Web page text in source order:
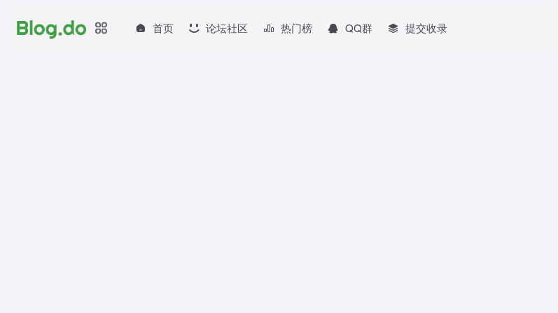
首页 论坛社区 热门榜 QQ群 提交收录